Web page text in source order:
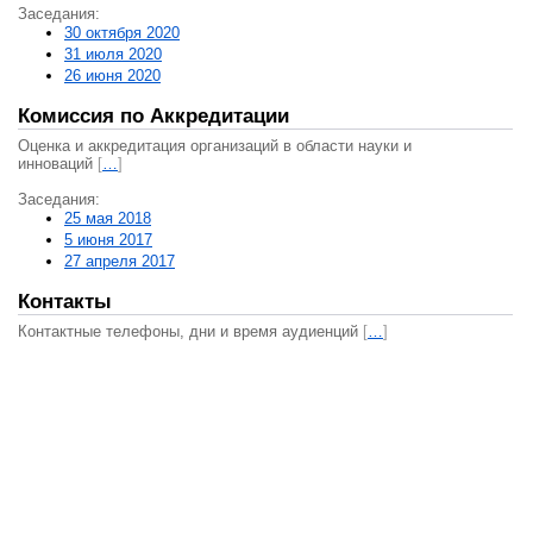
Заседания:
30 октября 2020
31 июля 2020
26 июня 2020
Комиссия по Аккредитации
Оценка и аккредитация организаций в области науки и
инноваций […]
Заседания:
25 мая 2018
5 июня 2017
27 апреля 2017
Контакты
Контактные телефоны, дни и время аудиенций […]